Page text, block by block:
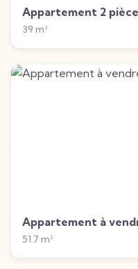
Appartement 2
39 m²
Appartement à
51.7 m²